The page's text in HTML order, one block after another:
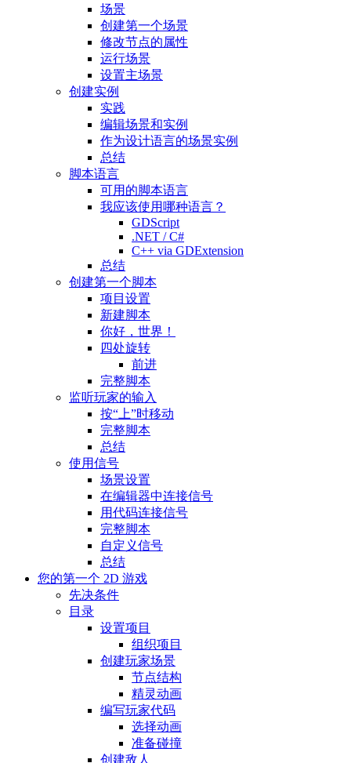
场景
创建第一个场景
修改节点的属性
运行场景
设置主场景
创建实例
实践
编辑场景和实例
作为设计语言的场景实例
总结
脚本语言
可用的脚本语言
我应该使用哪种语言？
GDScript
.NET / C#
C++ via GDExtension
总结
创建第一个脚本
项目设置
新建脚本
你好，世界！
四处旋转
前进
完整脚本
监听玩家的输入
按“上”时移动
完整脚本
总结
使用信号
场景设置
在编辑器中连接信号
用代码连接信号
完整脚本
自定义信号
总结
您的第一个 2D 游戏
先决条件
目录
设置项目
组织项目
创建玩家场景
节点结构
精灵动画
编写玩家代码
选择动画
准备碰撞
创建敌人